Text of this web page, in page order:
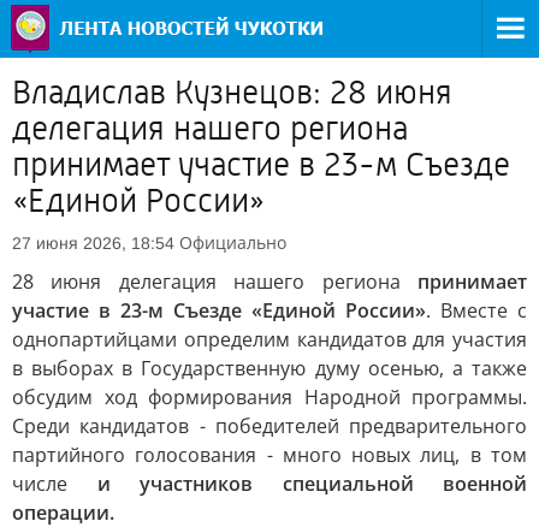
Владислав Кузнецов: 28 июня
делегация нашего региона
принимает участие в 23-м Съезде
«Единой России»
27 июня 2026, 18:54 Официально
28 июня делегация нашего региона принимает
участие в 23-м Съезде «Единой России». Вместе с
однопартийцами определим кандидатов для участия
в выборах в Государственную думу осенью, а также
обсудим ход формирования Народной программы.
Среди кандидатов - победителей предварительного
партийного голосования - много новых лиц, в том
числе и участников специальной военной
операции.